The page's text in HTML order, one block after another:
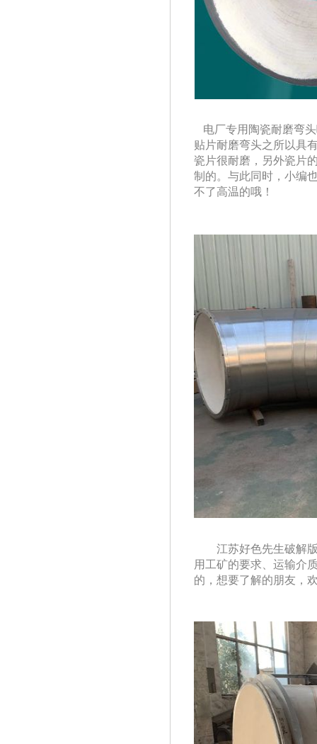
电厂专用陶瓷耐磨弯头哪
贴片耐磨弯头之所以具
瓷片很耐磨，另外瓷片
制的。与此同时，
不了高温的哦！
江苏好色先生破解
用工矿的要求、运输介
的，想要了解的朋友